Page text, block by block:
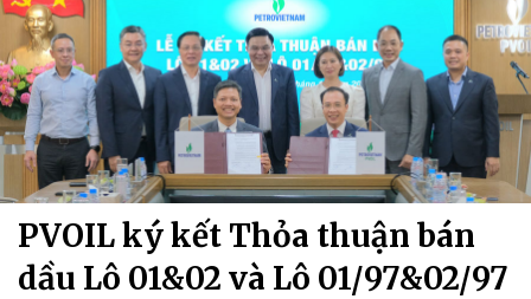
PVOIL ký kết Thỏa thuận bán
dầu Lô 01&02 và Lô 01/97&02/97